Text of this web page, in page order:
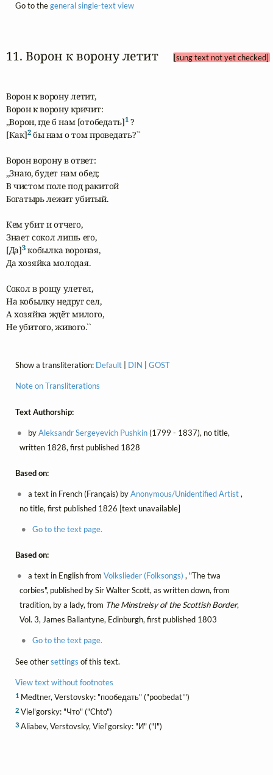
Go to thegeneral single-text view
11. Ворон к ворону летит [sung text not yet checked]
Ворон к ворону летит,
Ворон к ворону кричит:
,,Ворон, где б нам [отобедать]1 ?
[Как]2 бы нам о том проведать?``
Ворон ворону в ответ:
,,Знаю, будет нам обед;
В чистом поле под ракитой
Богатырь лежит убитый.
Кем убит и отчего,
Знает сокол лишь его,
[Да]3 кобылка вороная,
Да хозяйка молодая.
Сокол в рощу улетел,
На кобылку недруг сел,
А хозяйка ждёт милого,
Не убитого, живого.``
Show a transliteration: Default| DIN GOST
Note on Transliterations
Text Authorship:
byAleksandr Sergeyevich Pushkin(1799 - 1837), no title,
written 1828, first published 1828
Based on:
a text in French (Français) byAnonymous/Unidentified Artist,
no title, first published 1826 [text unavailable]
Go to the text page.
Based on:
a text in English from Volkslieder (Folksongs) , "The twa
corbies", published by Sir Walter Scott, as written down, from
tradition, by a lady, from The Minstrelsy of the Scottish Border,
Vol. 3, James Ballantyne, Edinburgh, first published 1803
Go to the text page.
See othersettings of this text.
View text without footnotes
1Medtner, Verstovsky: "пообедать" ("poobedat'")
2Viel'gorsky: "Что" ("Chto")
3Aliabev, Verstovsky, Viel'gorsky: "И" ("I")